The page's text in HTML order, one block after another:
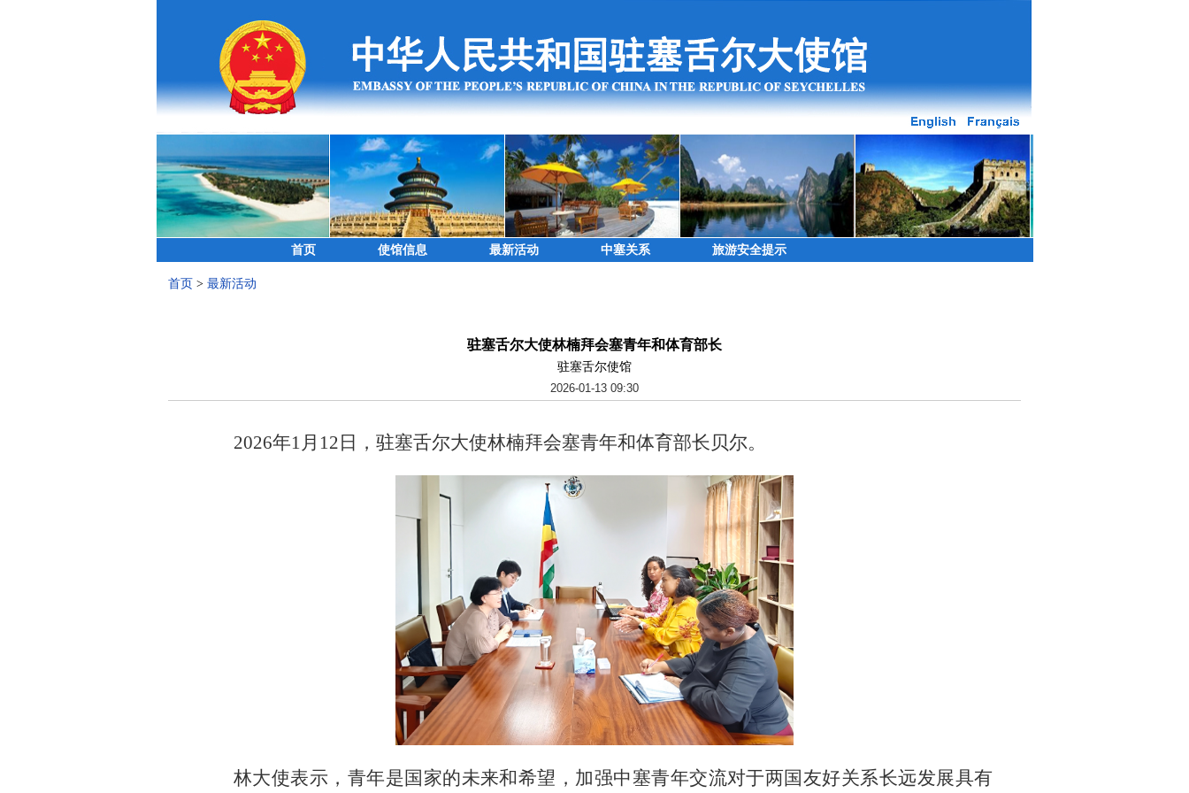
首页 使馆信息 最新活动 中塞关系 旅游安全提示
首页 > 最新活动
驻塞舌尔大使林楠拜会塞青年和体育部长
驻塞舌尔使馆
2026-01-13 09:30
2026年1月12日，驻塞舌尔大使林楠拜会塞青年和体育部长贝尔。
林大使表示，青年是国家的未来和希望，加强中塞青年交流对于两国友好关系长远发展具有